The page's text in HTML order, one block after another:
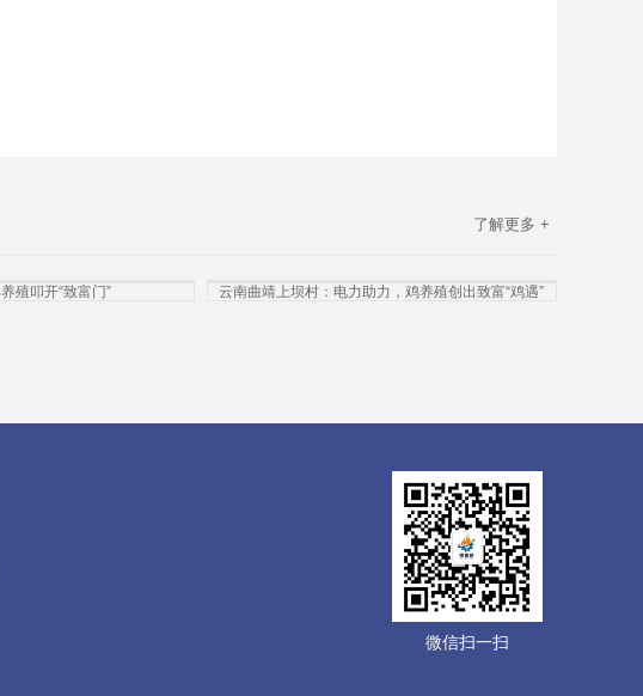
了解更多 +
殖叩开“致富门”
云南曲靖上坝村：电力助力，鸡养殖创出致富“鸡遇”
微信扫一扫